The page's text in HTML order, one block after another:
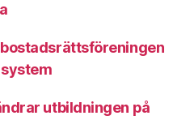
utbildningen på